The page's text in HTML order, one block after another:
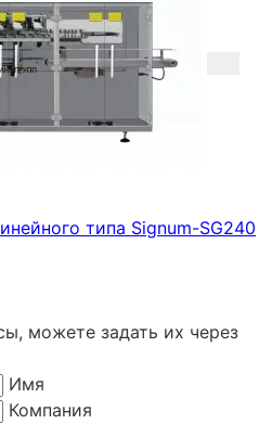
типа Signum-SG240
можете задать их через
Имя
Компания